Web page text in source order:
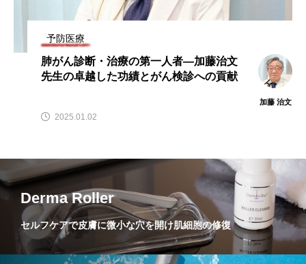
予防医療
肺がん診断・治療の第一人者—加藤治文
先生の卓越した功績とがん検診への貢献
加藤 治文
2025.01.02
Derma Roller
セルフケアで皮膚に微小な穴を開け肌細胞の修復